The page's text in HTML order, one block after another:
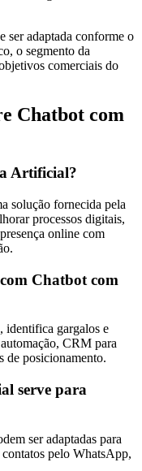
ser adaptada conforme o
o segmento da
comerciais do
Chatbot com
Artificial?
solução fornecida pela
processos digitais,
online com
Chatbot com
identifica gargalos e
CRM para
de posicionamento.
serve para
ser adaptadas para
contatos pelo WhatsApp,